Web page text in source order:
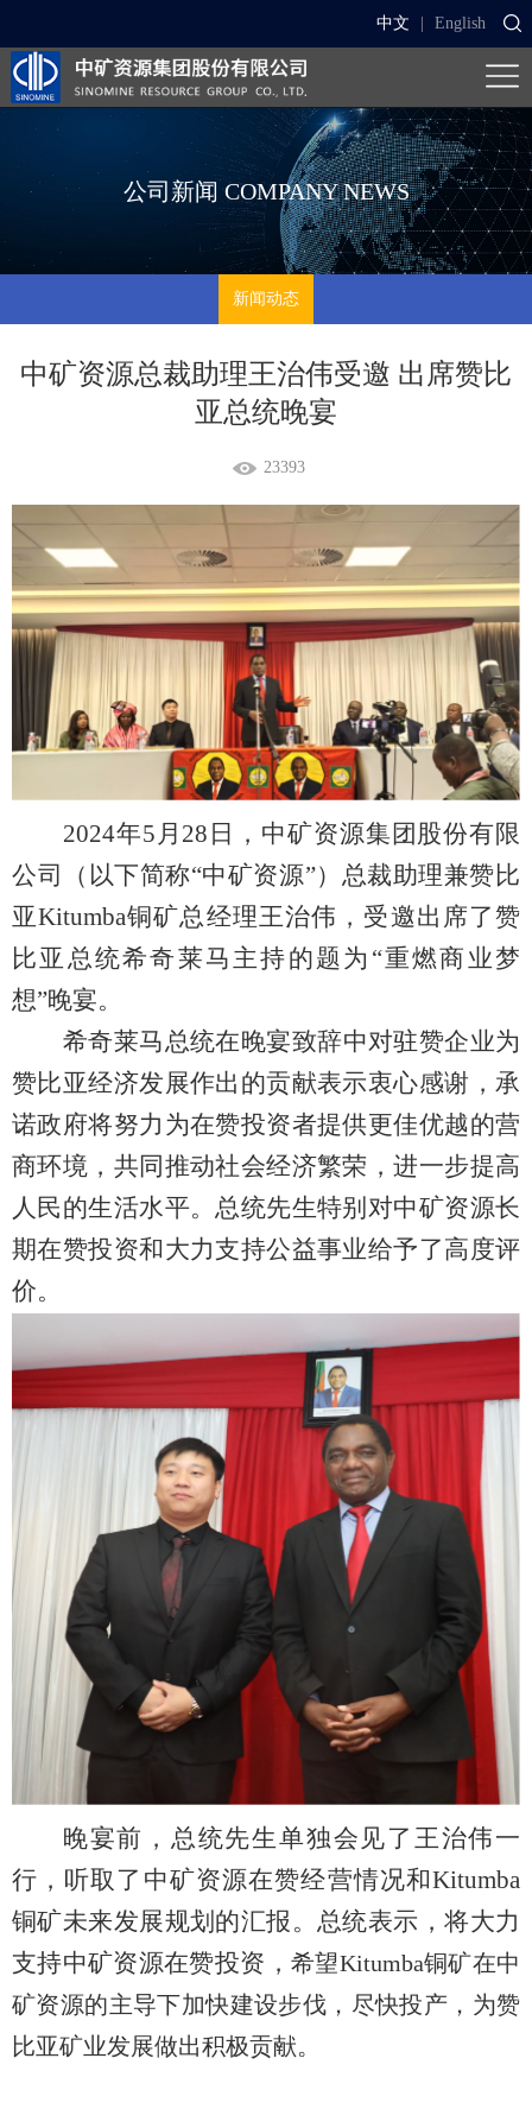
中文 English
公司新闻 COMPANY NEWS
新闻动态
中矿资源总裁助理王治伟受邀 出席赞比
亚总统晚宴
23393
2024年5月28日，中矿资源集团股份有限
公司（以下简称“中矿资源”）总裁助理兼赞比
亚Kitumba铜矿总经理王治伟，受邀出席了赞
比亚总统希奇莱马主持的题为“重燃商业梦
想”晚宴。
希奇莱马总统在晚宴致辞中对驻赞企业为
赞比亚经济发展作出的贡献表示衷心感谢，承
诺政府将努力为在赞投资者提供更佳优越的营
商环境，共同推动社会经济繁荣，进一步提高
人民的生活水平。总统先生特别对中矿资源长
期在赞投资和大力支持公益事业给予了高度评
价。
晚宴前，总统先生单独会见了王治伟一
行，听取了中矿资源在赞经营情况和Kitumba
铜矿未来发展规划的汇报。总统表示，将大力
支持中矿资源在赞投资， 希望Kitumba铜矿在中
矿资源的主导下加快建设步伐，尽快投产，为赞
比亚矿业发展做出积极贡献。